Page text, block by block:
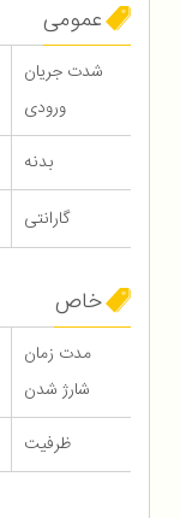
عمومی
شدت جریان
ورودی
بدنه
گارانتی
خاص
مدت زمان
شارژ شدن
ظرفیت